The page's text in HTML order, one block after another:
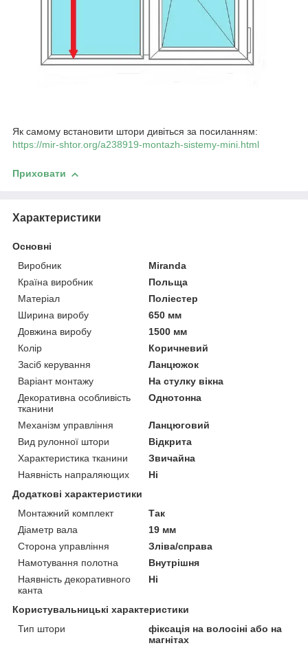
Як самому встановити штори дивіться за посиланням:
https://mir-shtor.org/a238919-montazh-sistemy-mini.html
Приховати
Характеристики
Основні
Виробник
Miranda
Країна виробник
Польща
Матеріал
Поліестер
Ширина виробу
650 мм
Довжина виробу
1500 мм
Колір
Коричневий
Засіб керування
Ланцюжок
Варіант монтажу
На стулку вікна
Декоративна особливість
тканини
Однотонна
Механізм управління
Ланцюговий
Вид рулонної штори
Відкрита
Характеристика тканини
Звичайна
Наявність напраляющих
Ні
Додаткові характеристики
Монтажний комплект
Так
Діаметр вала
19 мм
Сторона управління
Зліва/справа
Намотування полотна
Внутрішня
Наявність декоративного
канта
Ні
Користувальницькі характеристики
Тип штори
фіксація на волосіні або на
магнітах